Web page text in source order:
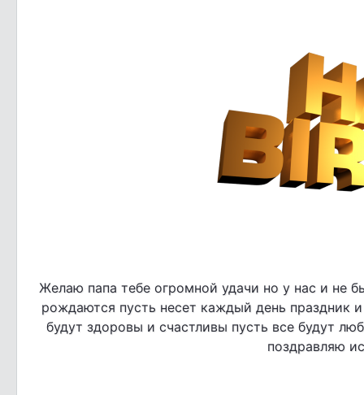
Желаю папа тебе огромной удачи но у нас и не
рождаются пусть несет каждый день праздник
будут здоровы и счастливы пусть все будут
поздравляю